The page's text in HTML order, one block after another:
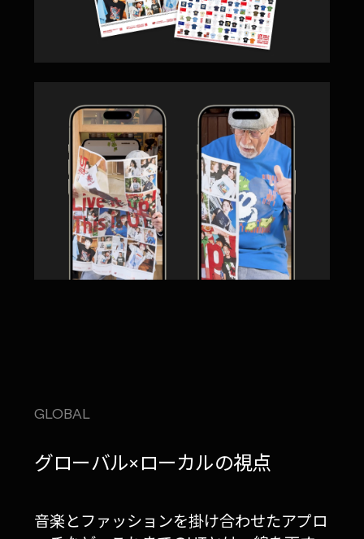
GLOBAL
グローバル×ローカルの視点
音楽とファッションを掛け合わせたアプロ